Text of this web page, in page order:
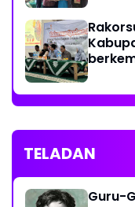
TELADAN
Guru-